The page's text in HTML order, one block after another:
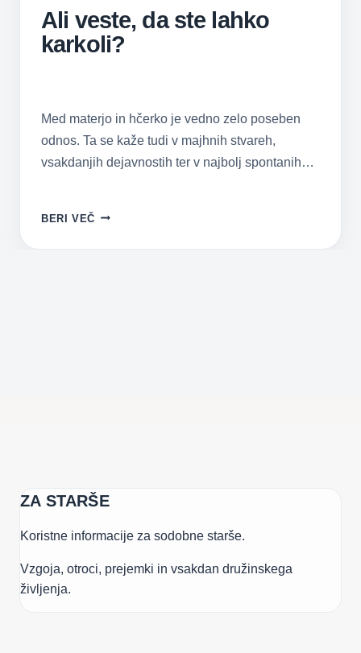
Ali veste, da ste lahko
karkoli?
Med materjo in hčerko je vedno zelo poseben
odnos. Ta se kaže tudi v majhnih stvareh,
vsakdanjih dejavnostih ter v najbolj spontanih…
BERI VEČ ALI
DA
ZA STARŠE
Koristne informacije za sodobne starše.
Vzgoja, otroci, prejemki in vsakdan družinskega
življenja.